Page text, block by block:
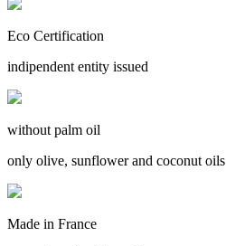
Eco Certification
indipendent entity issued
without palm oil
only olive, sunflower and coconut oils
Made in France